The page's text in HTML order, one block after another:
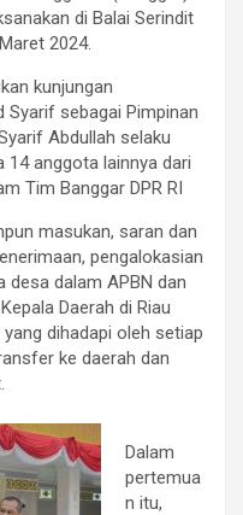
di Balai Serindit
2024.
kunjungan
Syarif sebagai Pimpinan
Abdullah selaku
14 anggota lainnya dari
Tim Banggar DPR RI
masukan, saran dan
pengalokasian
desa dalam APBN dan
Daerah di Riau
dihadapi oleh setiap
ke daerah dan
Dalam
pertemua
n itu,